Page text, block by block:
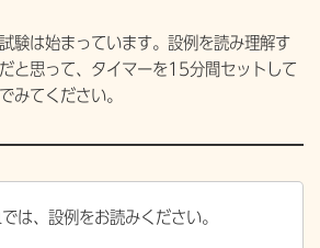
験は始まっています。設例を読み理解す
と思って、タイマーを15分間セットして
みてください。
は、設例をお読みください。